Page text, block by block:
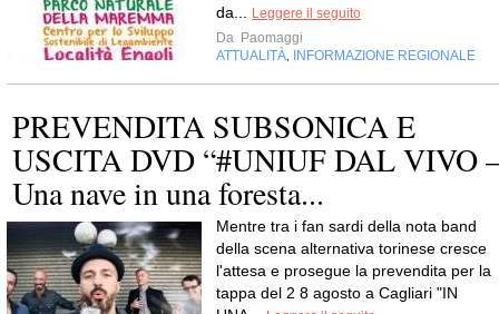
da...
Leggere il seguito
Da Paomaggi
ATTUALITÀ
INFORMAZIONE REGIONALE
PREVENDITA SUBSONICA E
USCITA DVD “#UNIUF DAL VIVO
Una nave in una foresta...
Mentre tra i fan sardi della nota band
della scena alternativa torinese cresce
l'attesa e prosegue la prevendita per la
tappa del 2 8 agosto a Cagliari "IN